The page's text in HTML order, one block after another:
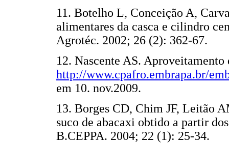
11. Botelho L, Conceição A,
alimentares da casca e cilindro
Agrotéc. 2002; 26 (2): 362-
12. Nascente AS.
http://www.cpafro.embrapa.br/
em 10. nov.2009.
13. Borges CD, Chim JF, Leitão
suco de abacaxi obtido a partir
B.CEPPA. 2004; 22 (1): 25-